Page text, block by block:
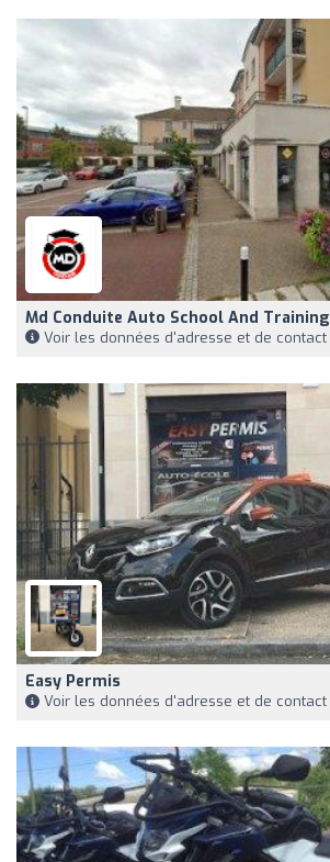
Md Conduite Auto School And Training
Voir les données d'adresse et de contact
Easy Permis
Voir les données d'adresse et de contact